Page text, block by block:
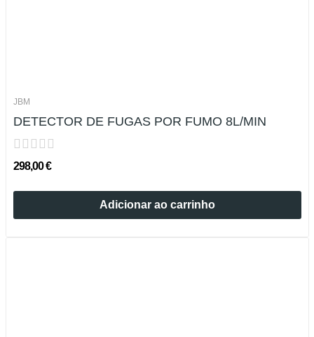
JBM
DETECTOR DE FUGAS POR FUMO 8L/MIN
298,00 €
Adicionar ao carrinho